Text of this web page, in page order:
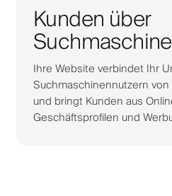
Kunden über
Ihre Website verbindet Ihr
Suchmaschinennutzern
und bringt Kunden aus
Geschäftsprofilen und